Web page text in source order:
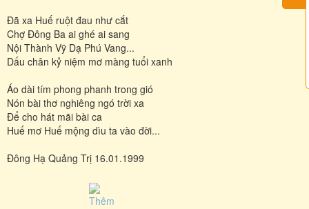
Đã xa Huế ruột đau như cắt
Chợ Đông Ba ai ghé ai sang
Nội Thành Vỹ Dạ Phú Vang...
Dấu chân kỷ niệm mơ màng tuổi xanh
Áo dài tím phong phanh trong gió
Nón bài thơ nghiêng ngó trời xa
Để cho hát mãi bài ca
Huế mơ Huế mộng dìu ta vào đời...
Đông Hạ Quảng Trị 16.01.1999